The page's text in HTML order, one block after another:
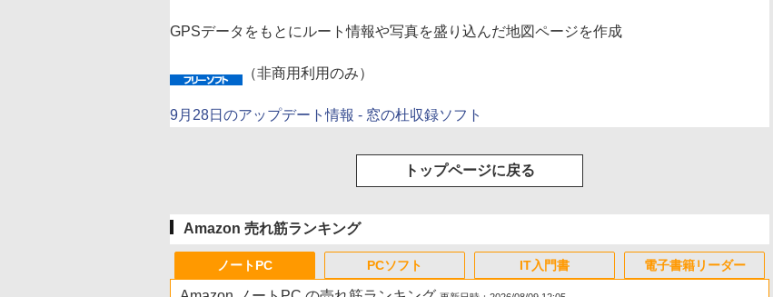
GPSデータをもとにルート情報や写真を盛り込んだ地図ページを作成
（非商用利用のみ）
9月28日のアップデート情報 - 窓の杜収録ソフト
トップページに戻る
Amazon 売れ筋ランキング
ノートPC PCソフト IT入門書 電子書籍リーダー